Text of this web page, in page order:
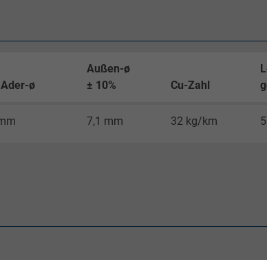
von Google für Website-Analysen.
LLC
ø
Außen-ø
± 10%
Cu-Zahl
7,1 mm 32 kg/km